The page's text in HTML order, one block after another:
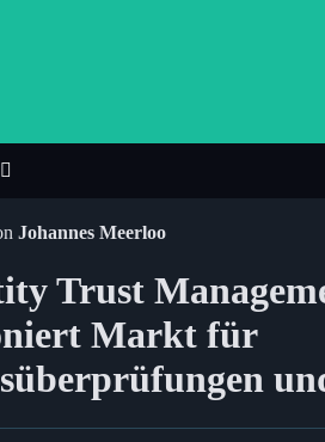
Johannes Meerloo
Trust
Markt für